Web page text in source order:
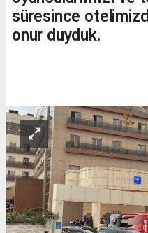
süresince
onur duyduk.